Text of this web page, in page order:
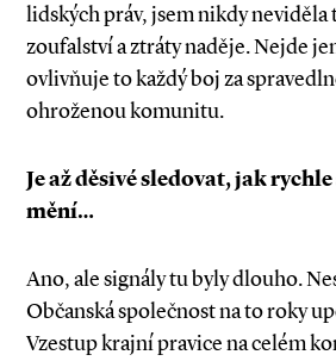
lidských práv, jsem nikdy
zoufalství a ztráty naděje. Nejde
ovlivňuje to každý boj za
ohroženou komunitu.
Je až děsivé sledovat, jak
mění…
Ano, ale signály tu byly dlouho.
Občanská společnost na to roky
Vzestup krajní pravice na celém